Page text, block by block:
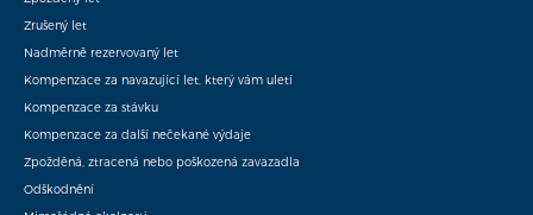
Zrušený let
Nadměrně rezervovaný let
Kompenzace za navazující let, který vám uletí
Kompenzace za stávku
Kompenzace za další nečekané výdaje
Zpožděná, ztracená nebo poškozená zavazadla
Odškodnění